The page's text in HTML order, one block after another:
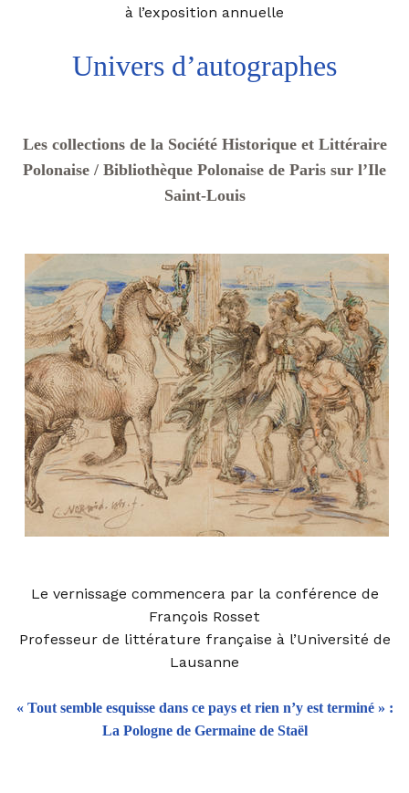
à l’exposition annuelle
Univers d’autographes
Les collections de la Société Historique et Littéraire
Polonaise / Bibliothèque Polonaise de Paris sur l’Ile
Saint-Louis
Le vernissage commencera par la conférence de
François Rosset
Professeur de littérature française à l’Université de
Lausanne
« Tout semble esquisse dans ce pays et rien n’y est terminé » :
La Pologne de Germaine de Staël